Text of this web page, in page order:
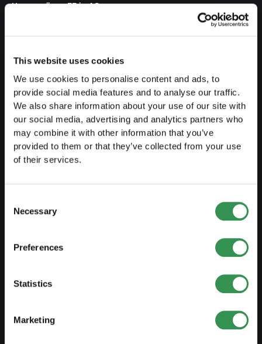
This website uses cookies
We use cookies to personalise content and ads, to
provide social media features and to analyse our traffic.
We also share information about your use of our site with
our social media, advertising and analytics partners who
may combine it with other information that you’ve
provided to them or that they’ve collected from your use
of their services.
Selection
Necessary
Preferences
Statistics
Marketing
Umwandlung EF in AG
VERWALTEN
Buchhaltung outsourcen
Lohnbuchhaltung abgeben
Firmendomizil mieten
Promoter werden